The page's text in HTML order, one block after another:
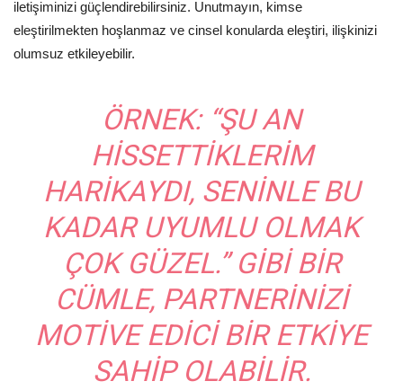
iletişiminizi güçlendirebilirsiniz. Unutmayın, kimse
eleştirilmekten hoşlanmaz ve cinsel konularda eleştiri, ilişkinizi
olumsuz etkileyebilir.
ÖRNEK:“ŞU AN
HISSETTIKLERIM
HARIKAYDI, SENINLE BU
KADAR UYUMLU OLMAK
ÇOK GÜZEL.” GIBI BIR
CÜMLE, PARTNERINIZI
MOTIVE EDICI BIR ETKIYE
SAHIP OLABILIR.